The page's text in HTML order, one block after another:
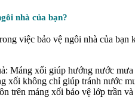
nhà của bạn?
việc bảo vệ ngôi nhà của
Máng xối giúp hướng nước
xối không chỉ giúp tránh nước
trên máng xối bảo vệ lớp trần